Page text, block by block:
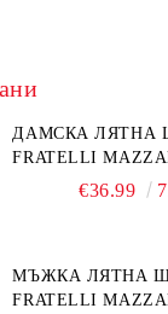
ДАМСКА ЛЯТНА
FRATELLI
НАТУРАЛЕН/
€36.99
МЪЖКА ЛЯТНА
FRATELLI